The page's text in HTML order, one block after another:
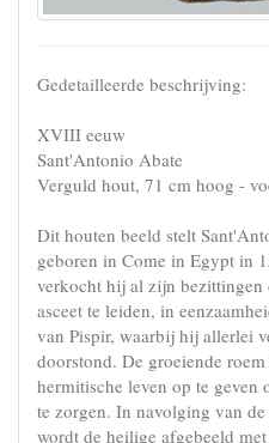
Gedetailleerde beschrijving:
XVIII eeuw
Sant'Antonio Abate
Verguld hout, 71 cm hoog -
Dit houten beeld stelt
geboren in Come in Egypt in
verkocht hij al zijn bezittingen
asceet te leiden, in
van Pispir, waarbij hij allerlei
doorstond. De groeiende
hermitische leven op te
te zorgen. In navolging van
wordt de heilige afgebeeld